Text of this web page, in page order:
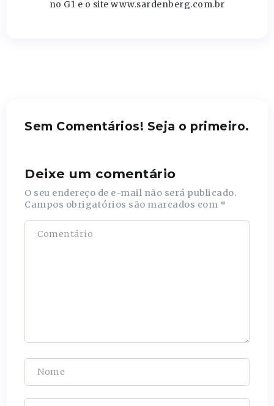
no G1 e o site www.sardenberg.com.br
Sem Comentários! Seja o primeiro.
Deixe um comentário
O seu endereço de e-mail não será publicado.
Campos obrigatórios são marcados com *